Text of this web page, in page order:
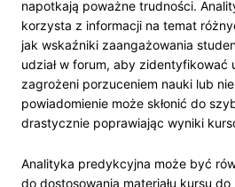
napotkają poważne trudności.
korzysta z informacji na temat
jak wskaźniki zaangażowania
udział w forum, aby zidentyfikować
zagrożeni porzuceniem nauki lub
powiadomienie może skłonić do
drastycznie poprawiając wyniki
Analityka predykcyjna może być
do dostosowania materiału kursu